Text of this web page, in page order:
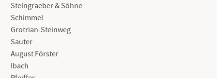
Steingraeber & Söhne
Schimmel
Grotrian-Steinweg
Sauter
August Förster
Ibach